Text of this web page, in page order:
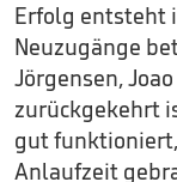
Erfolg entsteht
Neuzugänge
Jörgensen,
zurückgekehrt
gut
Anlaufzeit